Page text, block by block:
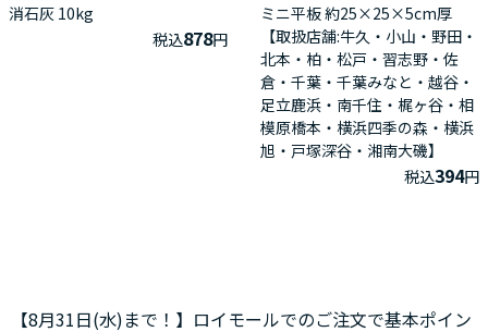
消石灰 10kg
税込878円
ミニ平板 約25×25×5cm厚
【取扱店舗:牛久・小山・野田・
北本・柏・松戸・習志野・佐
倉・千葉・千葉みなと・越谷・
足立鹿浜・南千住・梶ヶ谷・相
模原橋本・横浜四季の森・横浜
旭・戸塚深谷・湘南大磯】
税込394円
【8月31日(水)まで！】ロイモールでのご注文で基本ポイン